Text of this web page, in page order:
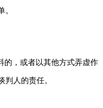
的，或者以其他方式弄虚作
人的责任。